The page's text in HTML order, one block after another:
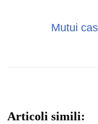
Mutui
Articoli simili: